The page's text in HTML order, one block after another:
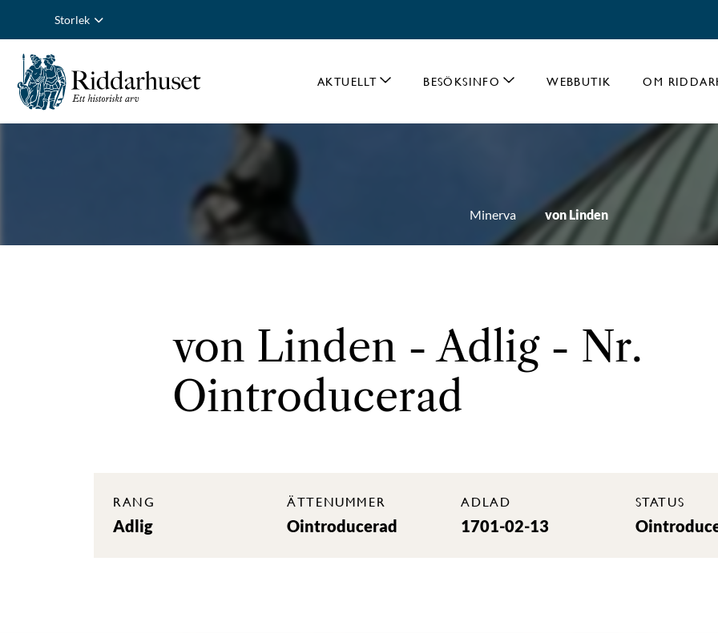
Storlek
AKTUELLT BESÖKSINFO WEBBUTIK OM
Minerva von Linden
von Linden - Adlig - Nr.
Ointroducerad
RANG
Adlig
ÄTTENUMMER
Ointroducerad
ADLAD
1701-02-13
STATUS